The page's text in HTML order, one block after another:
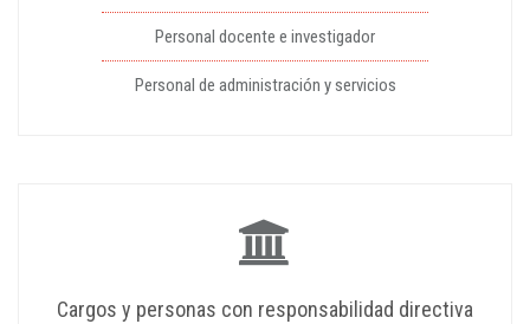
Personal docente e investigador
Personal de administración y servicios
Cargos y personas con responsabilidad directiva